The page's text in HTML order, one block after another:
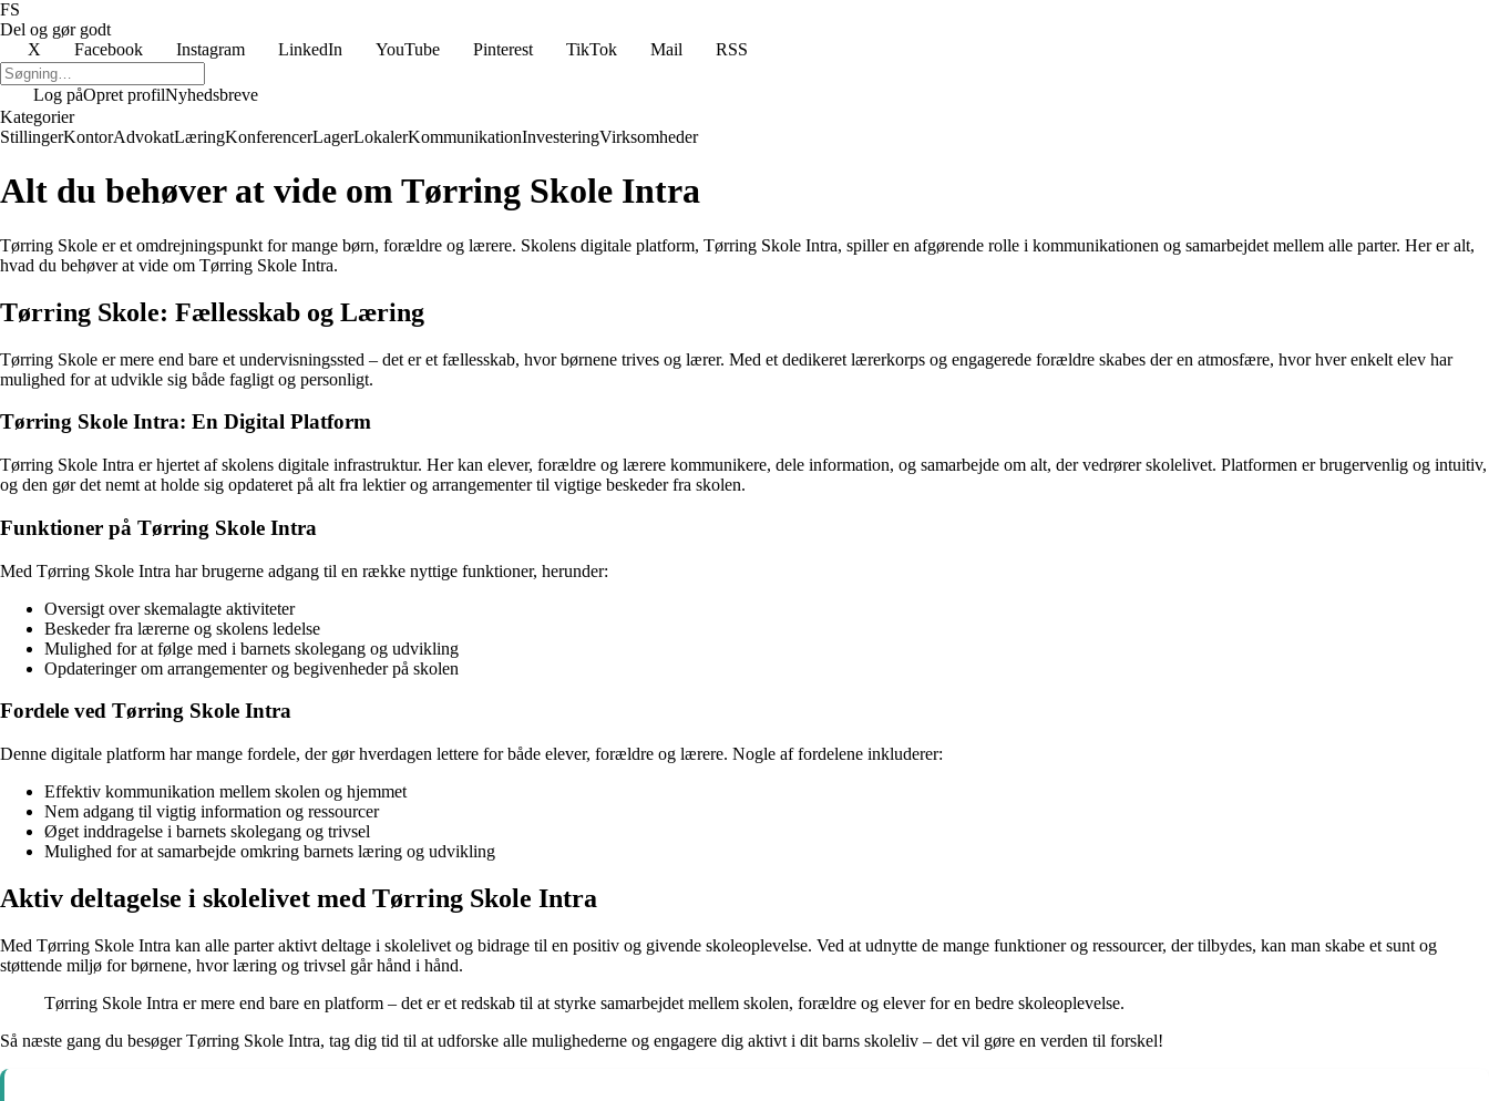
FS
Del og gør godt
X
Facebook Instagram LinkedIn YouTube Pinterest TikTok Mail RSS
Log påOpret profilNyhedsbreve
Kategorier
StillingerKontorAdvokatLæringKonferencerLagerLokalerKommunikationInvesteringVirksomheder
Alt du behøver at vide om Tørring Skole Intra
Tørring Skole er et omdrejningspunkt for mange børn, forældre og lærere. Skolens digitale platform, Tørring Skole Intra, spiller en afgørende rolle i kommunikationen og samarbejdet mellem alle parter. Her er alt,
hvad du behøver at vide om Tørring Skole Intra.
Tørring Skole: Fællesskab og Læring
Tørring Skole er mere end bare et undervisningssted – det er et fællesskab, hvor børnene trives og lærer. Med et dedikeret lærerkorps og engagerede forældre skabes der en atmosfære, hvor hver enkelt elev har
mulighed for at udvikle sig både fagligt og personligt.
Tørring Skole Intra: En Digital Platform
Tørring Skole Intra er hjertet af skolens digitale infrastruktur. Her kan elever, forældre og lærere kommunikere, dele information, og samarbejde om alt, der vedrører skolelivet. Platformen er brugervenlig og intuitiv,
og den gør det nemt at holde sig opdateret på alt fra lektier og arrangementer til vigtige beskeder fra skolen.
Funktioner på Tørring Skole Intra
Med Tørring Skole Intra har brugerne adgang til en række nyttige funktioner, herunder:
Oversigt over skemalagte aktiviteter
Beskeder fra lærerne og skolens ledelse
Mulighed for at følge med i barnets skolegang og udvikling
Opdateringer om arrangementer og begivenheder på skolen
Fordele ved Tørring Skole Intra
Denne digitale platform har mange fordele, der gør hverdagen lettere for både elever, forældre og lærere. Nogle af fordelene inkluderer:
Effektiv kommunikation mellem skolen og hjemmet
Nem adgang til vigtig information og ressourcer
Øget inddragelse i barnets skolegang og trivsel
Mulighed for at samarbejde omkring barnets læring og udvikling
Aktiv deltagelse i skolelivet med Tørring Skole Intra
Med Tørring Skole Intra kan alle parter aktivt deltage i skolelivet og bidrage til en positiv og givende skoleoplevelse. Ved at udnytte de mange funktioner og ressourcer, der tilbydes, kan man skabe et sunt og
støttende miljø for børnene, hvor læring og trivsel går hånd i hånd.
Tørring Skole Intra er mere end bare en platform – det er et redskab til at styrke samarbejdet mellem skolen, forældre og elever for en bedre skoleoplevelse.
Så næste gang du besøger Tørring Skole Intra, tag dig tid til at udforske alle mulighederne og engagere dig aktivt i dit barns skoleliv – det vil gøre en verden til forskel!